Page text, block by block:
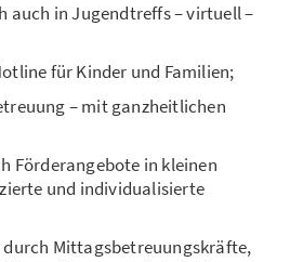
auch in Jugendtreffs – virtuell –
für Kinder und Familien;
– mit ganzheitlichen
Förderangebote in kleinen
und individualisierte
durch Mittagsbetreuungskräfte,